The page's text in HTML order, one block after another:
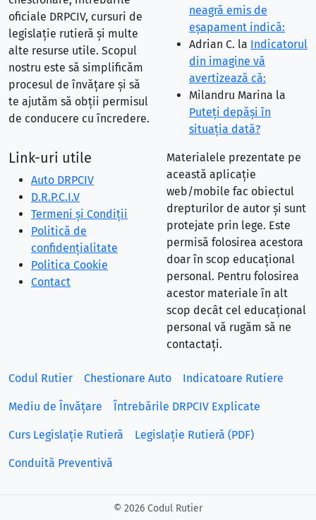
oficiale DRPCIV, cursuri de
legislație rutieră și multe
alte resurse utile. Scopul
nostru este să simplificăm
procesul de învățare și să
te ajutăm să obții permisul
de conducere cu încredere.
neagră emis de
eşapament indică:
Adrian C. la Indicatorul
din imagine vă
avertizează că:
Milandru Marina la
Puteţi depăşi în
situaţia dată?
Link-uri utile
Auto DRPCIV
D.R.P.C.I.V
Termeni și Condiții
Politică de
confidențialitate
Politica Cookie
Contact
Materialele prezentate pe
această aplicație
web/mobile fac obiectul
drepturilor de autor și sunt
protejate prin lege. Este
permisă folosirea acestora
doar în scop educațional
personal. Pentru folosirea
acestor materiale în alt
scop decât cel educațional
personal vă rugăm să ne
contactați.
Codul Rutier Chestionare Auto Indicatoare Rutiere
Mediu de Învățare Întrebările DRPCIV Explicate
Curs Legislație Rutieră Legislație Rutieră (PDF)
Conduită Preventivă
© 2026 Codul Rutier